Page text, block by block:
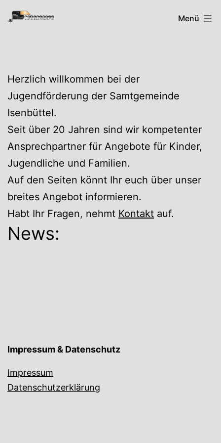
Zum
Inhalt
RabenspassMenü
Herzlich willkommen bei der
Jugendförderung der Samtgemeinde
Isenbüttel.
Seit über 20 Jahren sind wir kompetenter
Ansprechpartner für Angebote für Kinder,
Jugendliche und Familien.
Auf den Seiten könnt Ihr euch über unser
breites Angebot informieren.
Habt Ihr Fragen, nehmt Kontakt auf.
News:
Impressum & Datenschutz
Impressum
Datenschutzerklärung